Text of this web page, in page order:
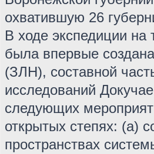
охватившую 26
В ходе экспедиции на
была впервые
(ЗЛН), составной
исследований
следующих
открытых степях: (а)
пространствах